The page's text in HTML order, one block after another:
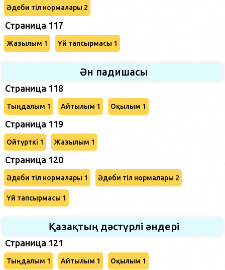
Әдеби тіл нормалары 2
Страница 117
Жазылым 1 Үй тапсырмасы 1
Ән падишасы
Страница 118
Тыңдалым 1 Айтылым 1 Оқылым 1
Страница 119
Ойтүрткі 1 Жазылым 1
Страница 120
Әдеби тіл нормалары 1 Әдеби тіл нормалары 2
Үй тапсырмасы 1
Қазақтың дәстүрлі әндері
Страница 121
Тыңдалым 1 Айтылым 1 Оқылым 1